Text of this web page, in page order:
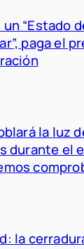
“Estado
paga el
la luz
durante el
la